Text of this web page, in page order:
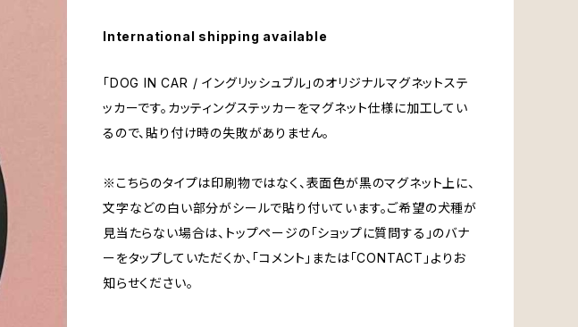
International shipping available
「DOG IN CAR / イングリッシュブル」のオリジナルマグネットステ
ッカーです。カッティングステッカーをマグネット仕様に加工してい
るので、貼り付け時の失敗がありません。
※こちらのタイプは印刷物ではなく、表面色が黒のマグネット上に、
文字などの白い部分がシールで貼り付いています。ご希望の犬種が
見当たらない場合は、トップページの「ショップに質問する」のバナ
ーをタップしていただくか、「コメント」または「CONTACT」よりお
知らせください。